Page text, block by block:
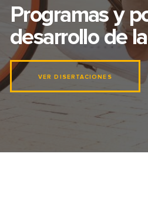
Programas y
desarrollo de
VER DISERTACIONES